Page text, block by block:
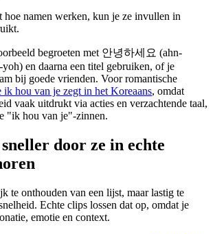
hoe namen werken, kun je ze invullen in
begroeten met 안녕하세요 (ahn-
en daarna een titel gebruiken, of je
bij goede vrienden. Voor romantische
ik hou van je zegt in het Koreaans, omdat
vaak uitdrukt via acties en verzachtende taal,
"ik hou van je"-zinnen.
door ze in echte
te onthouden van een lijst, maar lastig te
Echte clips lossen dat op, omdat je
emotie en context.